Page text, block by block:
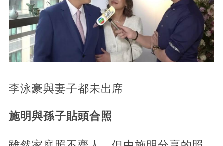
李泳豪與妻子都未出席
施明與孫子貼頭合照